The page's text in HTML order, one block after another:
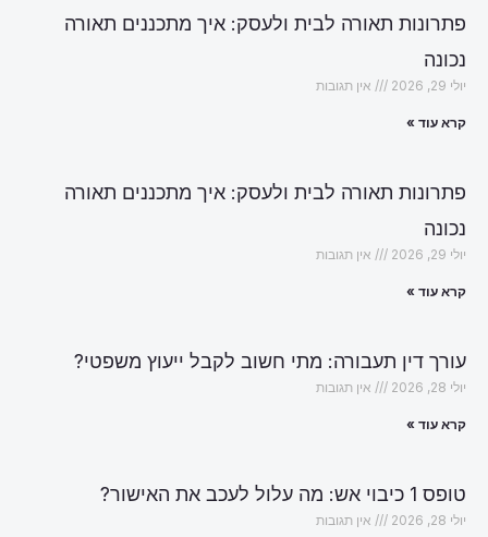
פתרונות תאורה לבית ולעסק: איך מתכננים תאורה
נכונה
יולי 29, 2026 אין תגובות
קרא עוד »
פתרונות תאורה לבית ולעסק: איך מתכננים תאורה
נכונה
יולי 29, 2026 אין תגובות
קרא עוד »
עורך דין תעבורה: מתי חשוב לקבל ייעוץ משפטי?
יולי 28, 2026 אין תגובות
קרא עוד »
טופס 1 כיבוי אש: מה עלול לעכב את האישור?
יולי 28, 2026 אין תגובות